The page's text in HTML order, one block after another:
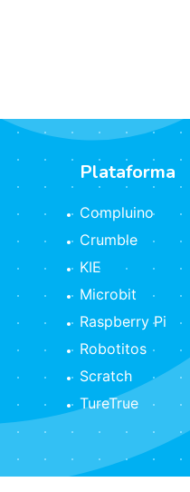
Plataforma
Compluino
Crumble
KIE
Microbit
Raspberry Pi
Robotitos
Scratch
TureTrue